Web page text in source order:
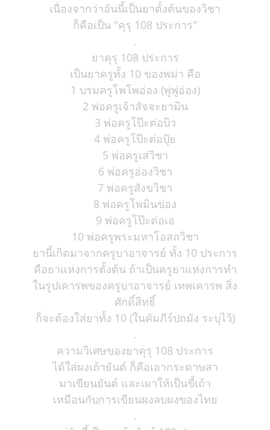
เนื่องจากว่าอันนี้เป็นยาตั้งต้นของวิชา
ก็คือเป็น "คุรุ 108 ประการ"
.
ยาคุรุ 108 ประการ
เป็นยาครูทั้ง 10 ของพม่า คือ
1 บรมครูโพโพอ่อง (พู่พู่อ่อง)
2 พ่อครูเจ้าสัจจะยามิน
3 พ่อครูโป๊ะต่อบิว
4 พ่อครูโป๊ะต่อปุ้ย
5 พ่อครูเส่วิชา
6 พ่อครูอ่องวิชา
7 พ่อครูสังขวิชา
8 พ่อครูโพมินข่อง
9 พ่อครูโป๊ะต่อเอ
10 พ่อครูพระมหาโอสถวิชา
ยานี้เกิดมาจากครูบาอาจารย์ ทั้ง 10 ประการ
คือยาแห่งการตั้งต้น ถ้าเป็นครูยาแห่งการทำ
ในรูปเคารพของครูบาอาจารย์ เทพเคารพ สิ่ง
ศักดิ์สิทธิ์
ก็จะต้องใส่ยาทั้ง 10 (ในคัมภีร์ปถมัง ระบุไว้)
.
ความวิเศษของยาคุรุ 108 ประการ
ได้ใส่ผงเถ้ายันต์ ก็คือเอากระดาษสา
มาเขียนยันต์ และเผาให้เป็นขี้เถ้า
เหมือนกับการเขียนผงลบผงของไทย
.